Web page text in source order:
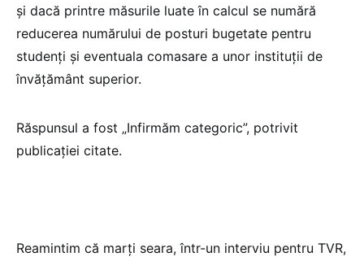
și dacă printre măsurile luate în calcul se numără
reducerea numărului de posturi bugetate pentru
studenți și eventuala comasare a unor instituții de
învățământ superior.
Răspunsul a fost „Infirmăm categoric”, potrivit
publicației citate.
Reamintim că marți seara, într-un interviu pentru TVR,